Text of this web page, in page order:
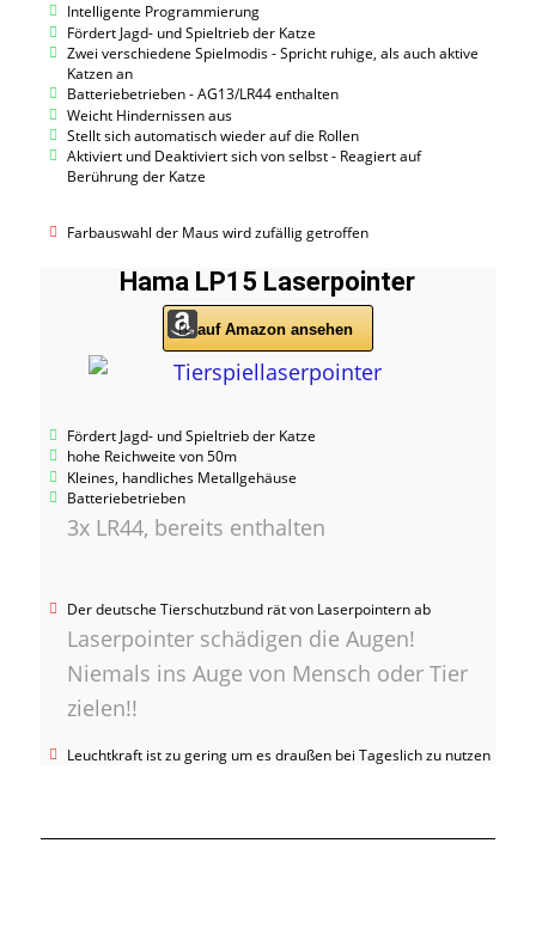
Intelligente Programmierung
Fördert Jagd- und Spieltrieb der Katze
Zwei verschiedene Spielmodis - Spricht ruhige, als auch aktive
Katzen an
Batteriebetrieben - AG13/LR44 enthalten
Weicht Hindernissen aus
Stellt sich automatisch wieder auf die Rollen
Aktiviert und Deaktiviert sich von selbst - Reagiert auf
Berührung der Katze
Farbauswahl der Maus wird zufällig getroffen
Hama LP15 Laserpointer
auf Amazon ansehen
Fördert Jagd- und Spieltrieb der Katze
hohe Reichweite von 50m
Kleines, handliches Metallgehäuse
Batteriebetrieben
3x LR44, bereits enthalten
Der deutsche Tierschutzbund rät von Laserpointern ab
Laserpointer schädigen die Augen!
Niemals ins Auge von Mensch oder Tier
zielen!!
Leuchtkraft ist zu gering um es draußen bei Tageslich zu nutzen